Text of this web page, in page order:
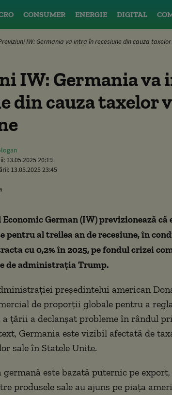
CONSUMER ENERGIE DIGITAL
IW: Germania va intra în recesiune din cauza
IW: Germania va
din cauza taxelor
13.05.2025 20:19
13.05.2025 23:45
German (IW) previzionează că
pentru al treilea an de recesiune, în
cu 0,2% în 2025, pe fondul crizei
de administrația Trump.
președintelui american
de proporții globale pentru a
țării a declanșat probleme în rândul
Germania este vizibil afectată de
sale în Statele Unite.
germană este bazată puternic pe
produsele sale au ajuns pe piața